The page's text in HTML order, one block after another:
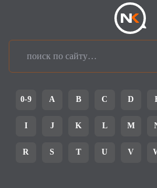
0-9 A B C D
I J K L M
R S T U V